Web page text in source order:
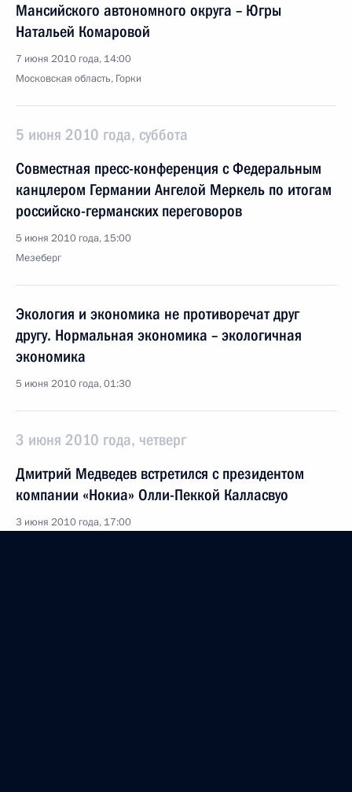
Мансийского автономного округа – Югры
Натальей Комаровой
7 июня 2010 года, 14:00
Московская область, Горки
5 июня 2010 года, суббота
Совместная пресс-конференция с Федеральным
канцлером Германии Ангелой Меркель по итогам
российско-германских переговоров
5 июня 2010 года, 15:00
Мезеберг
Экология и экономика не противоречат друг
другу. Нормальная экономика – экологичная
экономика
5 июня 2010 года, 01:30
3 июня 2010 года, четверг
Дмитрий Медведев встретился с президентом
компании «Нокиа» Олли-Пеккой Калласвуо
3 июня 2010 года, 17:00